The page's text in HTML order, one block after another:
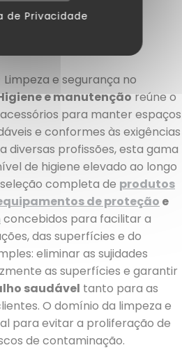
e segurança no
e manutenção reúne o
para manter espaços
e conformes às exigências
diversas profissões, esta gama
de higiene elevado ao longo
completa de produtos
de proteção e
concebidos para facilitar a
das superfícies e do
eliminar as sujidades
as superfícies e garantir
saudável tanto para as
O domínio da limpeza e
para evitar a proliferação de
de contaminação.
de Privacidade